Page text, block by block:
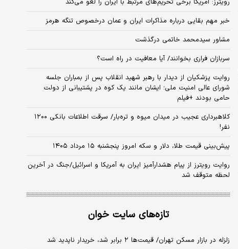
خبر مهم بقایی درباره مذاکرات ایران و عمان درخصوص تنگه هرمز
مشاور سیدمحمد خاتمی درگذشت
سربازان فراری بخوانند/ آیا معافیت در راه است؟
روایت پزشکیان از دیدار با رهبر شهید انقلاب پس از بمباران جلسه
شورای عالی امنیت ملی؛ ایشان مانند یک کوه در پشتیبانی از دولت
حامی بودند +فیلم
کلاهبرداری عجیب در میدان میوه و تره‌بار/ سرقت اطلاعات بانکی ۱۲۰۰
نفر!
پیش‌بینی قیمت طلا، دلار و سکه امروز پنجشنبه ۱۵ مرداد ۱۴۰۵
روایت رویترز از پیام هشدارآمیز ایران به آمریکا و اسرائیل/جنگ در آخرین
لحظه متوقف شد
تازه‌های سایت خوان
زلزله در بازار مسکن تهران/ قیمت‌ها ۲ برابر شد، خریدار ناپدید شد